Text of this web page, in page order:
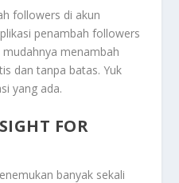
followers di akun
penambah followers
mudahnya menambah
dan tanpa batas. Yuk
yang ada.
FOR
banyak sekali